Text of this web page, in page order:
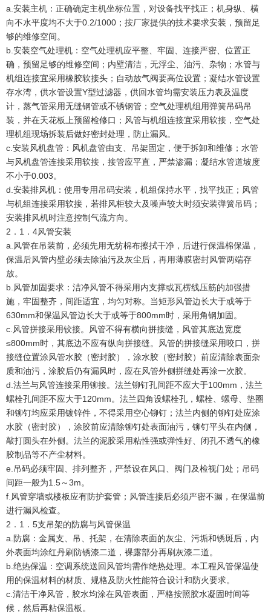
a.安装主机：正确确定主机坐标位置，对设备找平找正；机身纵、横
向不水平度均不大于0.2/1000；按厂家提供的技术要求安装，预留足
够的维修空间。
b.安装空气处理机：空气处理机应平整、牢固、连接严密、位置正
确，预留足够的维修空间；内壁清洁，无浮尘、油污、杂物；水管与
机组连接宜采用橡胶软接头；自动放气阀要高位设置；凝结水管设置
存水湾，供水管设置Y型过滤器，供回水管均需安装压力表及温度
计，蒸气管采用无缝钢管或不锈钢管；空气处理机组用弹簧吊码吊
装，并在天花板上预留检修口；风管与机组连接宜采用软接，空气处
理机组现场拆装后做好密封处理，防止漏风。
c.安装风机盘管：风机盘管由支、吊架固定，便于拆卸和维修；水管
与风机盘管连接采用软接，接管应平直，严禁渗漏；凝结水管道坡度
不小于0.003。
d.安装排风机：使用专用吊码安装，机组保持水平，找平找正；风管
与机组连接采用软接，若排风柜较大及噪声较大时须安装弹簧吊码；
安装排风机时注意控制气流方向。
2．1．4风管安装
a.风管在吊装前，必须先用无纺棉布擦拭干净，后进行保温棉保温，
保温后风管内壁必须去除油污及灰尘后，再用薄膜密封风管两端存
放。
b.风管加固要求：洁净风管不得采用内支撑或瓦楞线压筋的加强措
施，牢固整齐，间距适宜，均匀对称。当矩形风管边长大于或等于
630mm和保温风管边长大于或等于800mm时，采用角钢加固。
c.风管拼接采用铰接。风管不得有横向拼接缝，风管其底边宽度
≤800mm时，其底边不应有纵向拼接缝。风管的拼接缝采用咬口，拼
接缝位置涂风管水胶（密封胶），涂水胶（密封胶）前应清除表面杂
质和油污，涂胶后仍有漏风时，应在风管外侧拼缝处再涂一次胶。
d.法兰与风管连接采用铆接。法兰铆钉孔间距不应大于100mm，法兰
螺栓孔间距不应大于120mm。法兰四角设螺栓孔，螺栓、螺母、垫圈
和铆钉均应采用镀锌件，不得采用空心铆钉；法兰内侧的铆钉处应涂
水胶（密封胶），涂胶前应清除铆钉处表面油污，铆钉平头在内侧，
敲打圆头在外侧。法兰的泥胶采用粘性强或弹性好、闭孔不透气的橡
胶制品等不产尘材料。
e.吊码必须牢固、排列整齐，严禁设在风口、阀门及检视门处；吊码
间距一般为1.5～3m。
f.风管穿墙或楼板应有防护套管；风管连接后必须严密不漏，在保温前
进行漏风检查。
2．1．5支吊架的防腐与风管保温
a.防腐：金属支、吊、托架，在清除表面的灰尘、污垢和锈斑后，内
外表面均涂红丹刷防锈漆二道，裸露部分再刷灰漆二道。
b.绝热保温：空调系统送回风管均需作绝热处理。本工程风管保温使
用的保温材料的材质、规格及防火性能符合设计和防火要求。
c.清洁干净风管，胶水均涂在风管表面，严格按照胶水凝固时间等
候，然后再粘保温板。